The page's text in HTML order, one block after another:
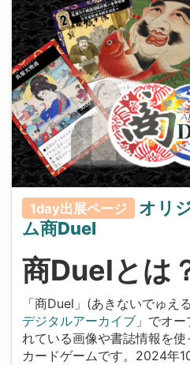
1day出展ページ
オリ
ム商Duel
商Duelとは
「商Duel」(あきないでゅえ
デジタルアーカイブ」でオー
れている画像や書誌情報を
カードゲームです。2024年